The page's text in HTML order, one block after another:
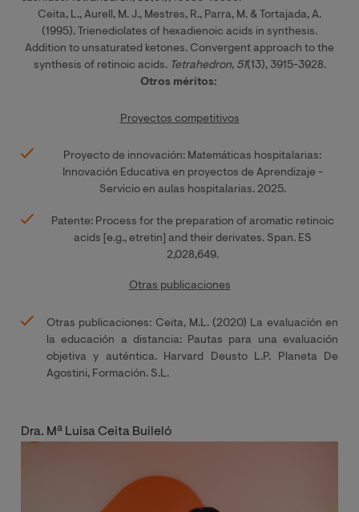
Ceita, L., Aurell, M. J., Mestres, R., Parra, M. & Tortajada, A.
(1995). Trienediolates of hexadienoic acids in synthesis.
Addition to unsaturated ketones. Convergent approach to the
synthesis of retinoic acids. Tetrahedron, 51(13), 3915-3928.
Otros méritos:
Proyectos competitivos
Proyecto de innovación: Matemáticas hospitalarias:
Innovación Educativa en proyectos de Aprendizaje -
Servicio en aulas hospitalarias. 2025.
Patente: Process for the preparation of aromatic retinoic
acids [e.g., etretin] and their derivates. Span. ES
2,028,649.
Otras publicaciones
Otras publicaciones: Ceita, M.L. (2020) La evaluación en
la educación a distancia: Pautas para una evaluación
objetiva y auténtica. Harvard Deusto L.P. Planeta De
Agostini, Formación. S.L.
Dra. Mª Luisa Ceita Buileló